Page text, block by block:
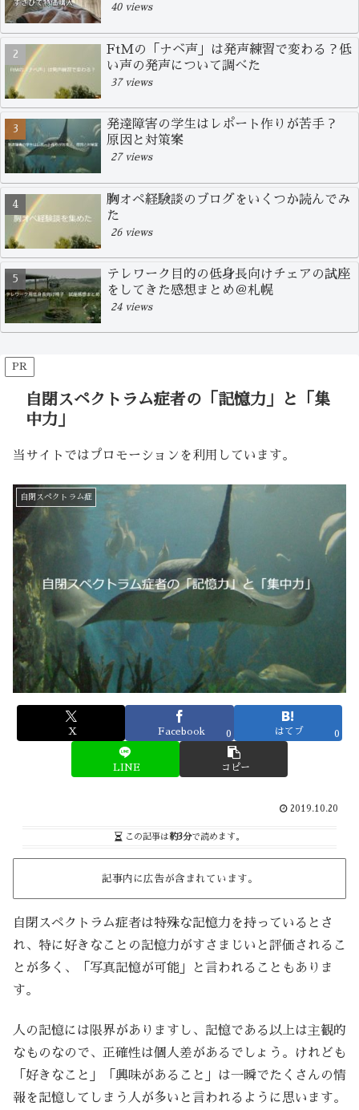
40 views
FtMの「ナベ声」は発声練習で変わる？低
い声の発声について調べた
37 views
発達障害の学生はレポート作りが苦手？
原因と対策案
27 views
胸オペ経験談のブログをいくつか読んでみ
た
26 views
テレワーク目的の低身長向けチェアの試座
をしてきた感想まとめ＠札幌
24 views
PR
自閉スペクトラム症者の「記憶力」と「集
中力」
当サイトではプロモーションを利用しています。
自閉スペクトラム症
X Facebook 0 はてブ 0
LINE コピー
2019.10.20
この記事は約3分で読めます。
記事内に広告が含まれています。
自閉スペクトラム症者は特殊な記憶力を持っているとさ
れ、特に好きなことの記憶力がすさまじいと評価されるこ
とが多く、「写真記憶が可能」と言われることもありま
す。
人の記憶には限界がありますし、記憶である以上は主観的
なものなので、正確性は個人差があるでしょう。けれども
「好きなこと」「興味があること」は一瞬でたくさんの情
報を記憶してしまう人が多いと言われるように思います。